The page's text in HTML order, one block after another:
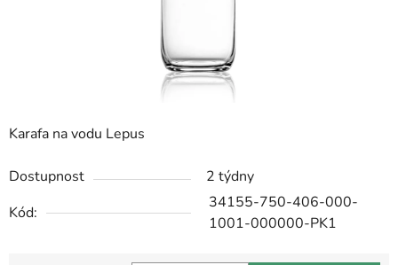
Karafa na vodu Lepus
Dostupnost
2 týdny
Kód:
34155-750-406-000-
1001-000000-PK1